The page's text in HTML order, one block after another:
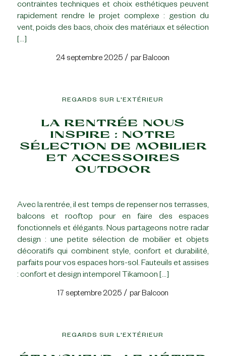
contraintes techniques et choix esthétiques peuvent
rapidement rendre le projet complexe : gestion du
vent, poids des bacs, choix des matériaux et sélection
[…]
24 septembre 2025 / parBalcoon
REGARDS SUR L'EXTÉRIEUR
LA RENTRÉE NOUS
INSPIRE : NOTRE
SÉLECTION DE MOBILIER
ET ACCESSOIRES
OUTDOOR
Avec la rentrée, il est temps de repenser nos terrasses,
balcons et rooftop pour en faire des espaces
fonctionnels et élégants. Nous partageons notre radar
design : une petite sélection de mobilier et objets
décoratifs qui combinent style, confort et durabilité,
parfaits pour vos espaces hors-sol. Fauteuils et assises
: confort et design intemporel Tikamoon […]
17 septembre 2025 / parBalcoon
REGARDS SUR L'EXTÉRIEUR